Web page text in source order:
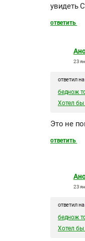
увидеть
ответить
23
ответил на
беднож
Хотел бы
Это не
ответить
23
ответил на
беднож
Хотел бы